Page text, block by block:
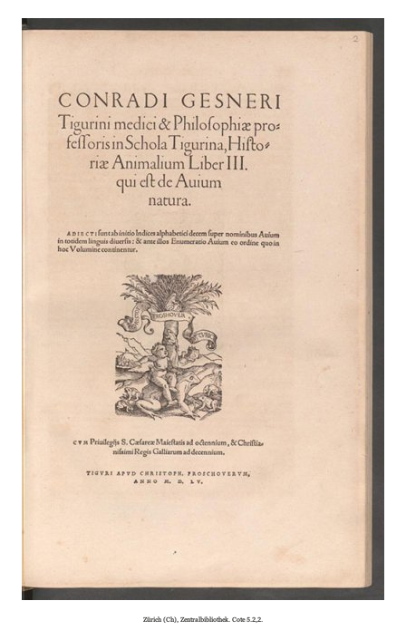
Zürich (Ch), Zentralbibliothek. Cote 5.2,2.